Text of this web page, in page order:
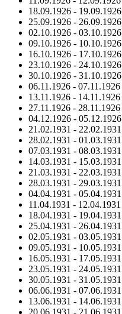
18.09.1926 - 19.09.1926
25.09.1926 - 26.09.1926
02.10.1926 - 03.10.1926
09.10.1926 - 10.10.1926
16.10.1926 - 17.10.1926
23.10.1926 - 24.10.1926
30.10.1926 - 31.10.1926
06.11.1926 - 07.11.1926
13.11.1926 - 14.11.1926
27.11.1926 - 28.11.1926
04.12.1926 - 05.12.1926
21.02.1931 - 22.02.1931
28.02.1931 - 01.03.1931
07.03.1931 - 08.03.1931
14.03.1931 - 15.03.1931
21.03.1931 - 22.03.1931
28.03.1931 - 29.03.1931
04.04.1931 - 05.04.1931
11.04.1931 - 12.04.1931
18.04.1931 - 19.04.1931
25.04.1931 - 26.04.1931
02.05.1931 - 03.05.1931
09.05.1931 - 10.05.1931
16.05.1931 - 17.05.1931
23.05.1931 - 24.05.1931
30.05.1931 - 31.05.1931
06.06.1931 - 07.06.1931
13.06.1931 - 14.06.1931